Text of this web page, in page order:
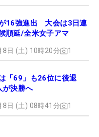
16強進出 大会は3日連
順延/全米女子アマ
8日 (土) 10時20分 1
「69」も26位に後退
が決勝へ
8日 (土) 08時41分 1